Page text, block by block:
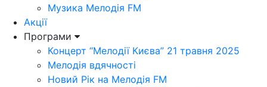
Музика Мелодія FM
Акції
Програми
Концерт “Мелодії Києва” 21 травня 2025
Мелодія вдячності
Новий Рік на Мелодія FM